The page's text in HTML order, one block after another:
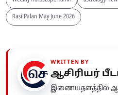
Rasi Palan May June 2026
WRITTEN BY
ஆசிரியர்
இணையதளத்தில்